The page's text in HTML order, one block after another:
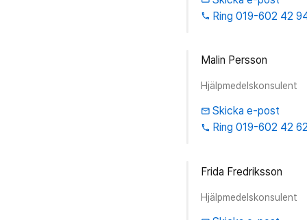
phone Ring 019-602 42
Malin Persson
Hjälpmedelskonsulent
email Skicka e-post
phone Ring 019-602 42 62
Frida Fredriksson
Hjälpmedelskonsulent